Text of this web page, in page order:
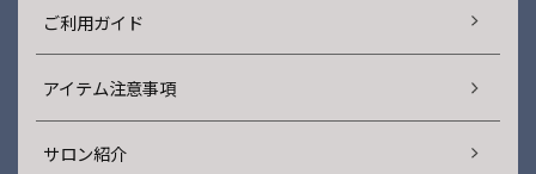
ご利用ガイド
アイテム注意事項
サロン紹介